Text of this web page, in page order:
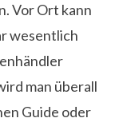
Vor Ort kann
wesentlich
man überall
Guide oder